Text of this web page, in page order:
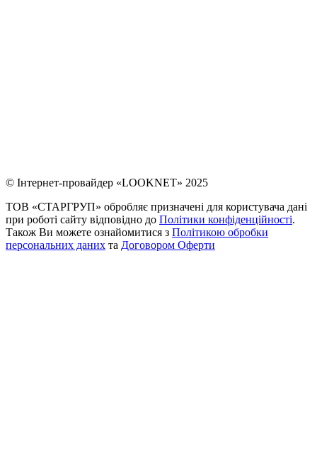
© Інтернет-провайдер «LOOKNET» 2025
ТОВ «СТАРГРУП» обробляє призначені для користувача дані
при роботі сайту відповідно до Політики конфіденційності.
Також Ви можете ознайомитися з Політикою обробки
персональних даних та Договором Оферти